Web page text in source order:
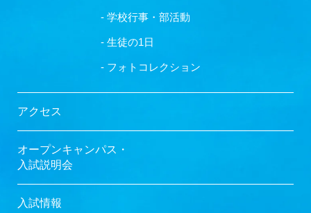
- 学校行事・部活動
- 生徒の1日
- フォトコレクション
アクセス
オープンキャンパス・
入試説明会
入試情報